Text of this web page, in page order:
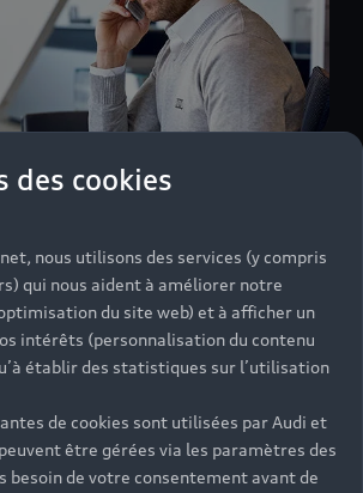
amplitudes horaires élargies
accueillir, vous et votre Audi⁽⁴⁾.
des cookies
nous utilisons des services (y compris
qui nous aident à améliorer notre
du site web) et à afficher un
intérêts (personnalisation du contenu
établir des statistiques sur l’utilisation
de cookies sont utilisées par Audi et
être gérées via les paramètres des
besoin de votre consentement avant de